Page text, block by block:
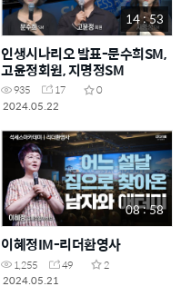
14 : 53
인생시나리오 발표-문수희SM,
고윤정회원, 지명정SM
935 17
0
2024.05.22
08 : 58
이혜정IM-리더환영사
1,255 49
2
2024.05.21